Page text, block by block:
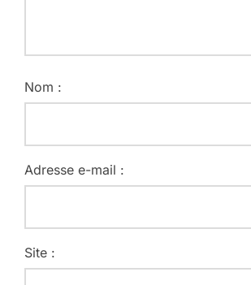
Nom :
Adresse e-mail :
Site :